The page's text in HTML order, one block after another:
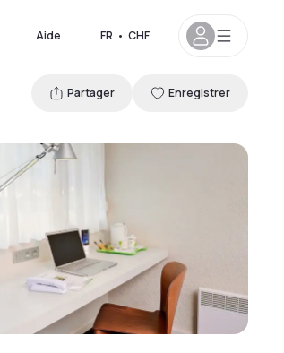
Aide FR • CHF
Partager Enregistrer